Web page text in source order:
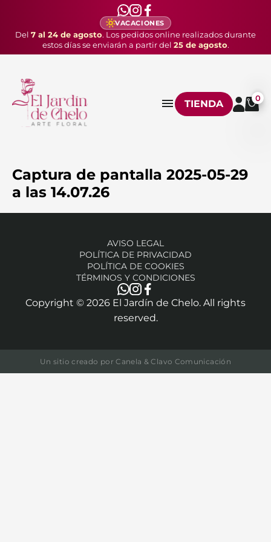
VACACIONES
Del 7 al 24 de agosto. Los pedidos online realizados durante
estos días se enviarán a partir del 25 de agosto.
TIENDA 0
Captura de pantalla 2025-05-29
a las 14.07.26
Copyright © 2026 El Jardín de Chelo. All rights
reserved.
AVISO LEGAL
POLÍTICA DE PRIVACIDAD
POLÍTICA DE COOKIES
TÉRMINOS Y CONDICIONES
Un sitio creado porCanela & Clavo Comunicación